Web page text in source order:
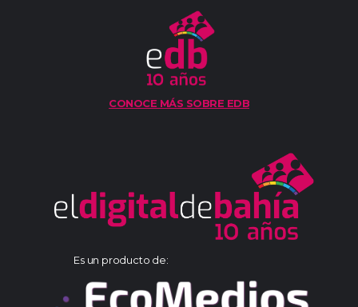
CONOCE MÁS SOBRE EDB
Es un producto de: